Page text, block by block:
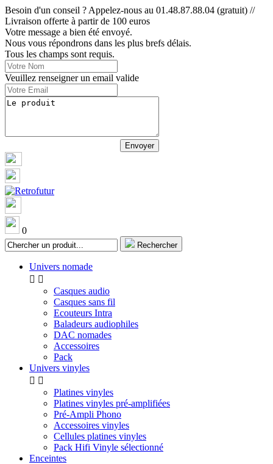
Besoin d'un conseil ? Appelez-nous au 01.48.87.88.04 (gratuit) //
Livraison offerte à partir de 100 euros
Votre message a bien été envoyé.
Nous vous répondrons dans les plus brefs délais.
Tous les champs sont requis.
Veuillez renseigner un email valide
0
Rechercher
Univers nomade
 
Casques audio
Casques sans fil
Ecouteurs Intra
Baladeurs audiophiles
DAC nomades
Accessoires
Pack
Univers vinyles
 
Platines vinyles
Platines vinyles pré-amplifiées
Pré-Ampli Phono
Accessoires vinyles
Cellules platines vinyles
Pack Hifi Vinyle sélectionné
Enceintes